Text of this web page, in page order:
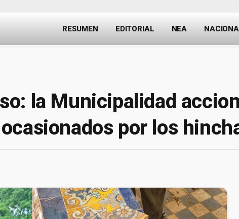
RESUMEN EDITORIAL NEA
la Municipalidad
por los